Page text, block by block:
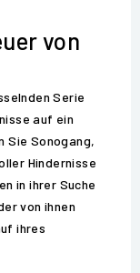
von
Serie
auf ein
Sie Sonogang,
Hindernisse
in ihrer Suche
von ihnen
ihres